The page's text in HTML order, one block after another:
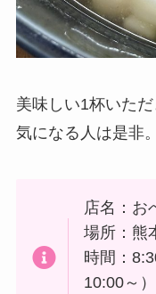
美味しい1杯いただ
気になる人は是非。
店名：お
場所：熊
時間：
10:00～）